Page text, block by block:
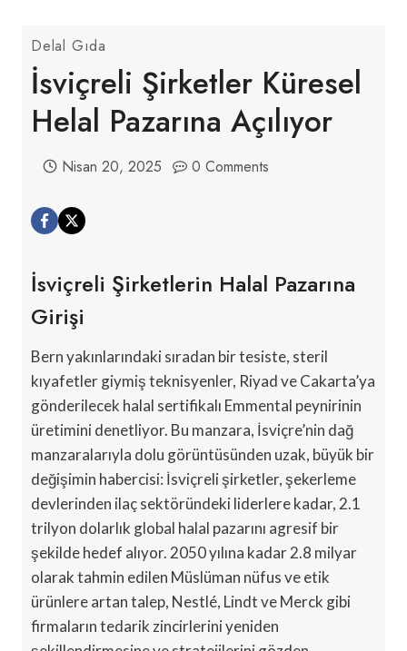
Delal Gıda
İsviçreli Şirketler Küresel
Helal Pazarına Açılıyor
Nisan 20, 2025 0 Comments
İsviçreli Şirketlerin Halal Pazarına
Girişi
Bern yakınlarındaki sıradan bir tesiste, steril
kıyafetler giymiş teknisyenler, Riyad ve Cakarta’ya
gönderilecek halal sertifikalı Emmental peynirinin
üretimini denetliyor. Bu manzara, İsviçre’nin dağ
manzaralarıyla dolu görüntüsünden uzak, büyük bir
değişimin habercisi: İsviçreli şirketler, şekerleme
devlerinden ilaç sektöründeki liderlere kadar, 2.1
trilyon dolarlık global halal pazarını agresif bir
şekilde hedef alıyor. 2050 yılına kadar 2.8 milyar
olarak tahmin edilen Müslüman nüfus ve etik
ürünlere artan talep, Nestlé, Lindt ve Merck gibi
firmaların tedarik zincirlerini yeniden